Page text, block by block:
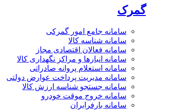
گمرک
سامانه جامع امور گمرکی
سامانه شناسه کالا
سامانه فعالان اقتصادی مجاز
سامانه انبارها و مراکز نگهداری کالا
سامانه استعلام پروانه صادراتی
سامانه مدیریت پرداخت عوارض دولتی
سامانه جستجو شناسه ارزش کالا
سامانه خروج موقت خودرو
سامانه بارفرابران